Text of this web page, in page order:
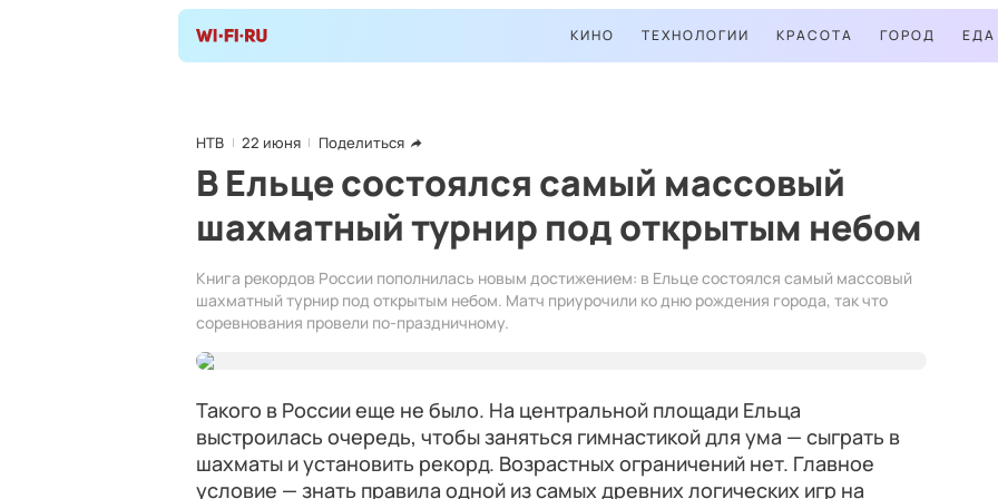
КИНО ТЕХНОЛОГИИ КРАСОТА ГОРОД ЕДА
НТВ 22 июня Поделиться
В Ельце состоялся самый массовый
шахматный турнир под открытым небом
Книга рекордов России пополнилась новым достижением: в Ельце состоялся самый массовый
шахматный турнир под открытым небом. Матч приурочили ко дню рождения города, так что
соревнования провели по-праздничному.
Такого в России еще не было. На центральной площади Ельца
выстроилась очередь, чтобы заняться гимнастикой для ума — сыграть в
шахматы и установить рекорд. Возрастных ограничений нет. Главное
условие — знать правила одной из самых древних логических игр на